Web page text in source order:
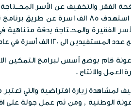
الفقيرة والمحـتاجة بدقة
الى 120 الف أسرة في عام 2022.
قام بوضع أسس لبرامج التمكين
العمل والانتاج .
لمشاهدة زيارة افتراضية والتي
الوطنية , ومن ثم عمل جولة على